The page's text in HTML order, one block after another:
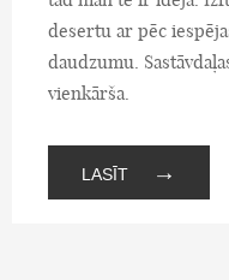
desertu ar pēc
daudzumu.
vienkārša.
LASĪT →